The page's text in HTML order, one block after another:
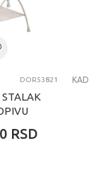
DOR53821
STALAK
RSD